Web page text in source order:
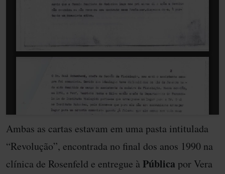
Ambas as cartas estavam em uma pasta intitulada
“Revolução”, encontrada no final dos anos 1990 na
clínica de Rosenfeld e entregue à Pública por Vera